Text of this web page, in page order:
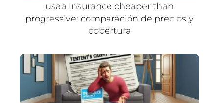
usaa insurance cheaper than
progressive: comparación de precios y
cobertura